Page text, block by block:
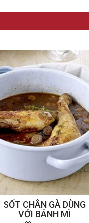
SỐT CHÂN GÀ DÙNG
VỚI BÁNH MÌ